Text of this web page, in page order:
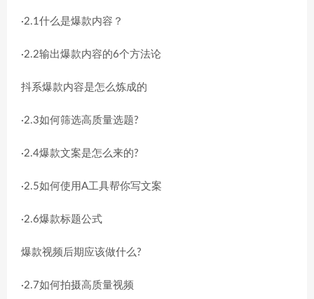
·2.1什么是爆款内容？
·2.2输出爆款内容的6个方法论
抖系爆款内容是怎么炼成的
·2.3如何筛选高质量选题?
·2.4爆款文案是怎么来的?
·2.5如何使用A工具帮你写文案
·2.6爆款标题公式
爆款视频后期应该做什么?
·2.7如何拍摄高质量视频